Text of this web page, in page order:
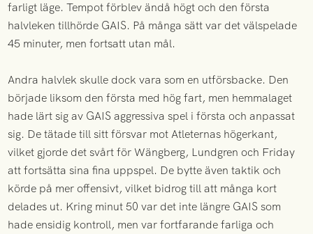
farligt läge. Tempot förblev ändå högt och den första
halvleken tillhörde GAIS. På många sätt var det välspelade
45 minuter, men fortsatt utan mål.
Andra halvlek skulle dock vara som en utförsbacke. Den
började liksom den första med hög fart, men hemmalaget
hade lärt sig av GAIS aggressiva spel i första och anpassat
sig. De tätade till sitt försvar mot Atleternas högerkant,
vilket gjorde det svårt för Wängberg, Lundgren och Friday
att fortsätta sina fina uppspel. De bytte även taktik och
körde på mer offensivt, vilket bidrog till att många kort
delades ut. Kring minut 50 var det inte längre GAIS som
hade ensidig kontroll, men var fortfarande farliga och